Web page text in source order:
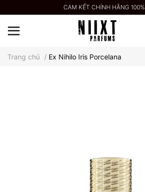
CAM KẾT CHÍNH HÃNG 100%
Trang chủ / Ex Nihilo Iris Porcelana